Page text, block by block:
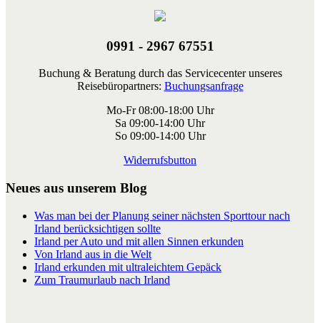
0991 - 2967 67551
Buchung & Beratung durch das Servicecenter unseres
Reisebüropartners: Buchungsanfrage
Mo-Fr 08:00-18:00 Uhr
Sa 09:00-14:00 Uhr
So 09:00-14:00 Uhr
Widerrufsbutton
Neues aus unserem Blog
Was man bei der Planung seiner nächsten Sporttour nach
Irland berücksichtigen sollte
Irland per Auto und mit allen Sinnen erkunden
Von Irland aus in die Welt
Irland erkunden mit ultraleichtem Gepäck
Zum Traumurlaub nach Irland